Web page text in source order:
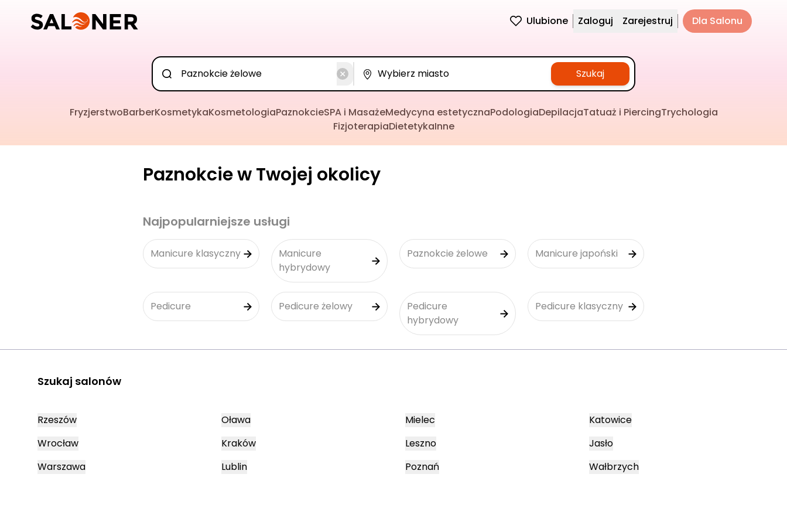
Ulubione Zaloguj Zarejestruj Dla Salonu
Szukaj
FryzjerstwoBarberKosmetykaKosmetologiaPaznokcieSPA i MasażeMedycyna estetycznaPodologiaDepilacjaTatuaż i PiercingTrychologia
FizjoterapiaDietetykaInne
Paznokcie w Twojej okolicy
Najpopularniejsze usługi
Manicure klasyczny
Manicure
hybrydowy
Paznokcie żelowe Manicure japoński
Pedicure Pedicure żelowy
Pedicure
hybrydowy
Pedicure klasyczny
Szukaj salonów
Rzeszów
Wrocław
Warszawa
Oława
Kraków
Lublin
Mielec
Leszno
Poznań
Katowice
Jasło
Wałbrzych